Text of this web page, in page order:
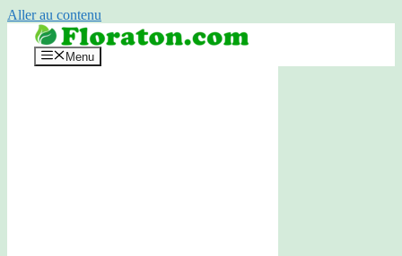
Aller au contenu
Menu